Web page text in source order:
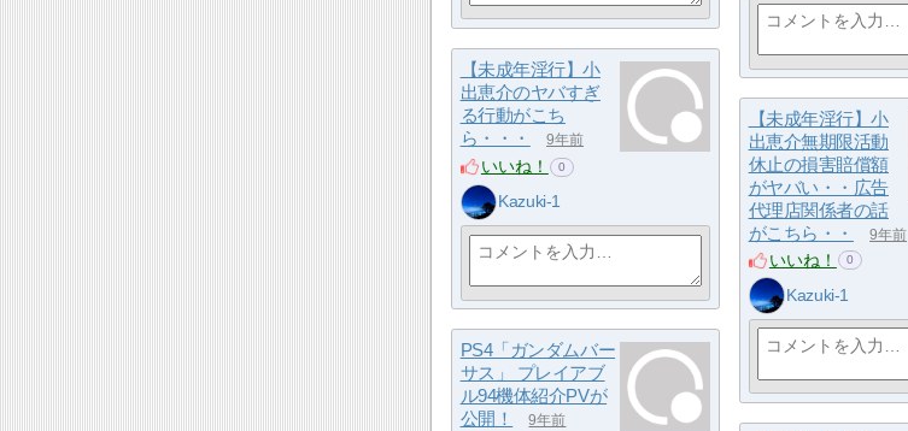
【未成年淫行】小
出恵介のヤバすぎ
る行動がこち
ら・・・
9年前
いいね！ 0
Kazuki-1
【未成年淫行】小
出恵介無期限活動
休止の損害賠償額
がヤバい・・広告
代理店関係者の話
がこちら・・
9年前
いいね！ 0
Kazuki-1
PS4「ガンダムバー
サス」 プレイアブ
ル94機体紹介PVが
公開！
9年前